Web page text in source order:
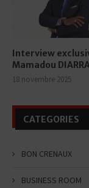
Interview
Mamadou
18 novembre 2025
CATEGORIES
BON CRENAUX
BUSINESS ROOM